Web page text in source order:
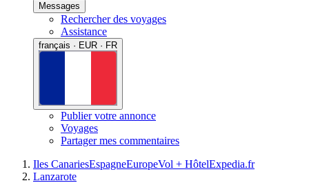
Messages
Rechercher des voyages
Assistance
français · EUR · FR
Publier votre annonce
Voyages
Partager mes commentaires
Iles CanariesEspagneEuropeVol + HôtelExpedia.fr
Lanzarote